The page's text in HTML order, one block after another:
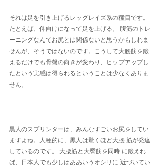
それは足を引き上げるレッグレイズ系の種目です。
たとえば、仰向けになって足を上げる。 腹筋のトレ
ーニングなんてお尻とは関係ないと思うかもしれま
せんが、そうではないのです。こうして大腰筋を鍛
えるだけでも骨盤の向きが変わり、ヒップアップし
たという実感は得られるということは少なくありま
せん。
黒人のスプリンターは、みんなすごいお尻をしてい
ますよね。人種的に、黒人は驚くほど大腰 筋が発達
しているのです。 大腰筋と大臀筋を同時 に鍛えれ
ば、日本人でも少しはああいうオシリに 近づいてい